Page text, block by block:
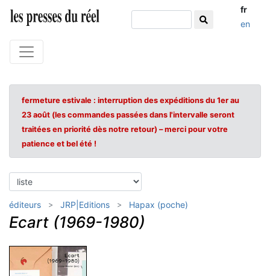
fr
en
fermeture estivale : interruption des expéditions du 1er au
23 août (les commandes passées dans l'intervalle seront
traitées en priorité dès notre retour) – merci pour votre
patience et bel été !
éditeurs JRP|Editions Hapax (poche)
Ecart (1969-1980)